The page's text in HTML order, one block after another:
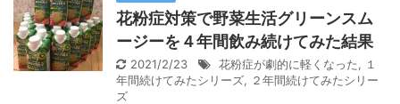
花粉症対策で野菜生活グリーンスム
ージーを４年間飲み続けてみた結果
2021/2/23 花粉症が劇的に軽くなった, １
年間続けてみたシリーズ, ２年間続けてみたシリー
ズ